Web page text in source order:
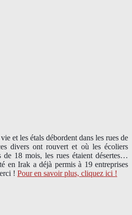
et les étals débordent dans les rues de
divers ont rouvert et où les écoliers
18 mois, les rues étaient désertes…
en Irak a déjà permis à 19 entreprises
! Pour en savoir plus, cliquez ici !